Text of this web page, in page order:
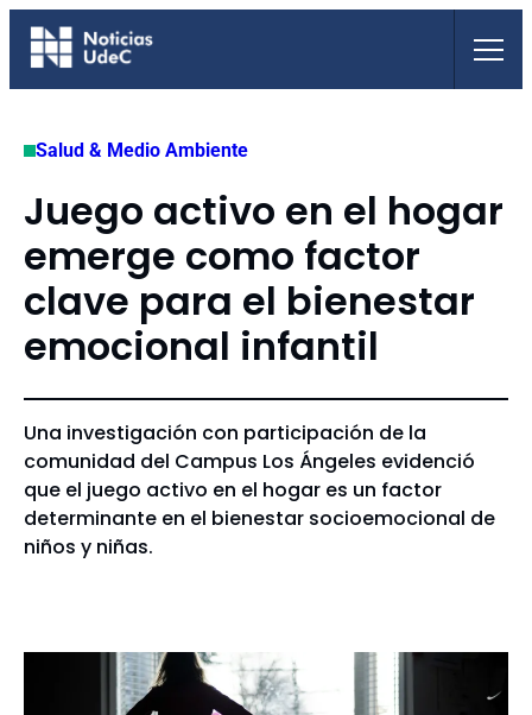
Saltar
Salud & Medio Ambiente
Juego activo en el hogar
emerge como factor
clave para el bienestar
emocional infantil
Una investigación con participación de la
comunidad del Campus Los Ángeles evidenció
que el juego activo en el hogar es un factor
determinante en el bienestar socioemocional de
niños y niñas.